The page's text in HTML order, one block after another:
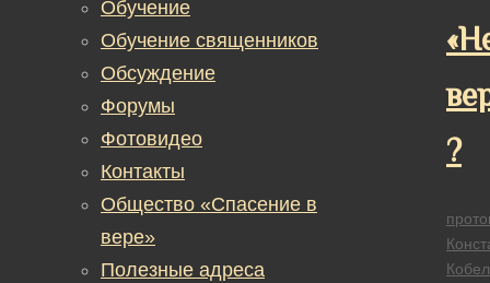
?
Обучение
Обучение священников
Обсуждение
Форумы
Фотовидео
Контакты
Общество «Спасение в
вере»
Полезные адреса